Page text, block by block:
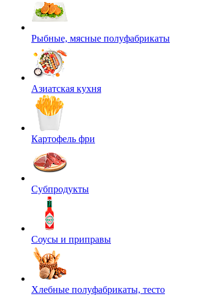
Рыбные, мясные полуфабрикаты
Азиатская кухня
Картофель фри
Субпродукты
Соусы и приправы
Хлебные полуфабрикаты, тесто